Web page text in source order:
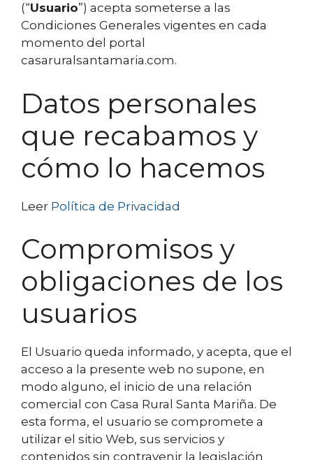
(“Usuario”) acepta someterse a las
Condiciones Generales vigentes en cada
momento del portal
casaruralsantamaria.com.
Datos personales
que recabamos y
cómo lo hacemos
Leer Política de Privacidad
Compromisos y
obligaciones de los
usuarios
El Usuario queda informado, y acepta, que el
acceso a la presente web no supone, en
modo alguno, el inicio de una relación
comercial con Casa Rural Santa Mariña. De
esta forma, el usuario se compromete a
utilizar el sitio Web, sus servicios y
contenidos sin contravenir la legislación